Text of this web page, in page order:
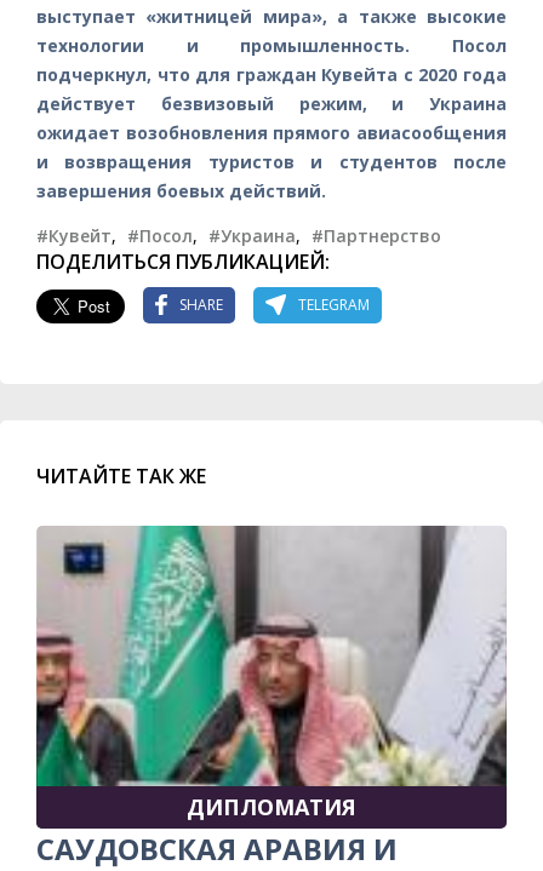
выступает «житницей мира», а также высокие
технологии и промышленность. Посол
подчеркнул, что для граждан Кувейта с 2020 года
действует безвизовый режим, и Украина
ожидает возобновления прямого авиасообщения
и возвращения туристов и студентов после
завершения боевых действий.
#Кувейт, #Посол, #Украина, #Партнерство
ПОДЕЛИТЬСЯ ПУБЛИКАЦИЕЙ:
SHARE TELEGRAM
ЧИТАЙТЕ ТАК ЖЕ
ДИПЛОМАТИЯ
САУДОВСКАЯ АРАВИЯ И